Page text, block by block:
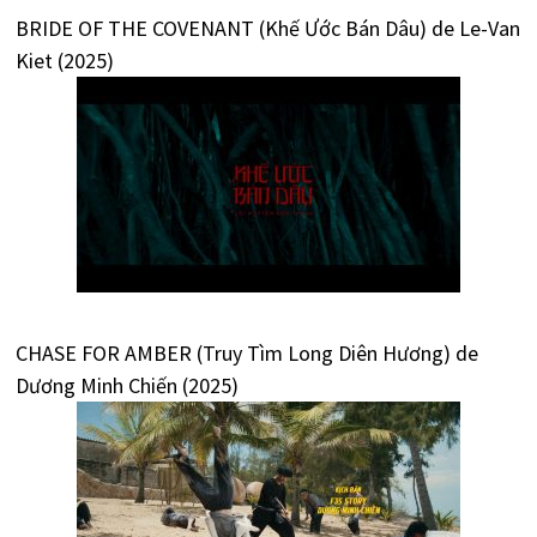
BRIDE OF THE COVENANT (Khế Ước Bán Dâu) de Le-Van
Kiet (2025)
CHASE FOR AMBER (Truy Tìm Long Diên Hương) de
Dương Minh Chiến (2025)